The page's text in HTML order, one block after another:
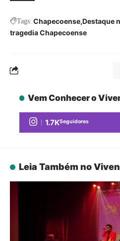
Tags: Chapecoense Destaque
tragedia Chapecoense
Vem Conhecer o
1.7KSeguidores
Leia Também no